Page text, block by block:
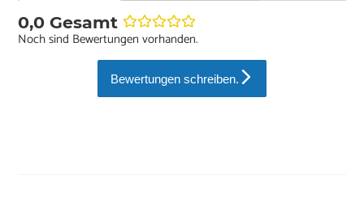
0,0 Gesamt
Noch sind Bewertungen vorhanden.
Bewertungen schreiben.